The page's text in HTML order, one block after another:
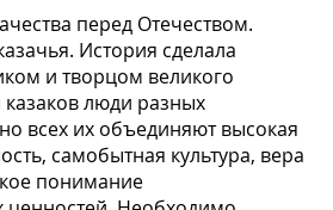
перед Отечеством.
История сделала
и творцом великого
казаков люди разных
всех их объединяют высокая
самобытная культура, вера
понимание